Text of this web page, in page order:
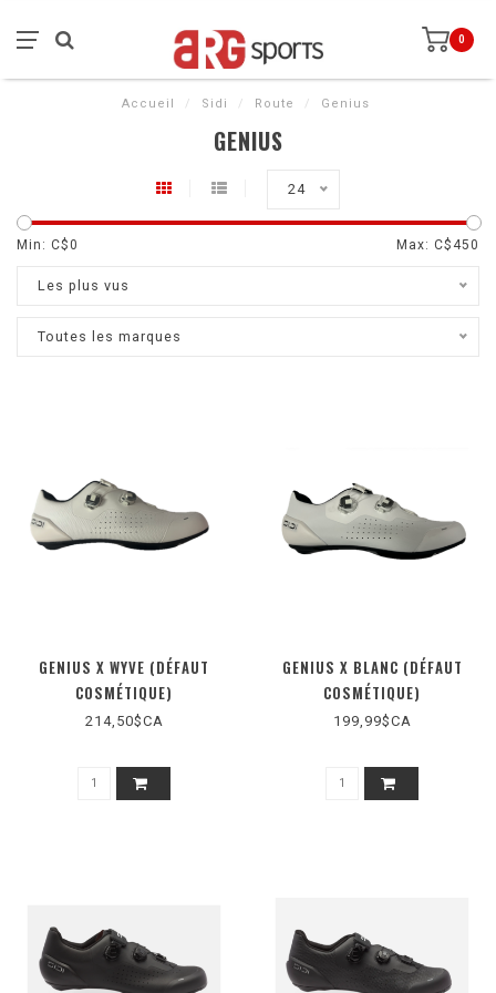
0
Accueil / Sidi / Route / Genius
GENIUS
24
Min: C$0 Max: C$ 450
Les plus vus
Toutes les marques
GENIUS X WYVE (DÉFAUT
COSMÉTIQUE)
214,50$CA
GENIUS X BLANC (DÉFAUT
COSMÉTIQUE)
199,99$CA